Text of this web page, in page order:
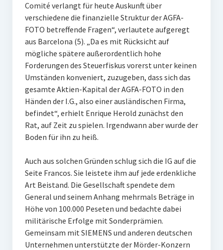
Comité verlangt für heute Auskunft über
verschiedene die finanzielle Struktur der AGFA-
FOTO betreffende Fragen“, verlautete aufgeregt
aus Barcelona (5). „Da es mit Rücksicht auf
mögliche spätere außerordentlich hohe
Forderungen des Steuerfiskus vorerst unter keinen
Umständen konveniert, zuzugeben, dass sich das
gesamte Aktien-Kapital der AGFA-FOTO in den
Händen der I.G., also einer ausländischen Firma,
befindet“, erhielt Enrique Herold zunächst den
Rat, auf Zeit zu spielen. Irgendwann aber wurde der
Boden für ihn zu heiß.
Auch aus solchen Gründen schlug sich die IG auf die
Seite Francos. Sie leistete ihm auf jede erdenkliche
Art Beistand. Die Gesellschaft spendete dem
General und seinem Anhang mehrmals Beträge in
Höhe von 100.000 Peseten und bedachte dabei
militärische Erfolge mit Sonderprämien.
Gemeinsam mit SIEMENS und anderen deutschen
Unternehmen unterstützte der Mörder-Konzern